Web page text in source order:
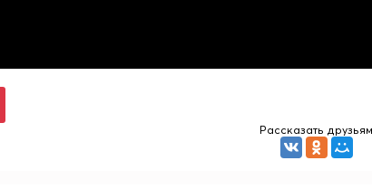
Рассказать друзьям